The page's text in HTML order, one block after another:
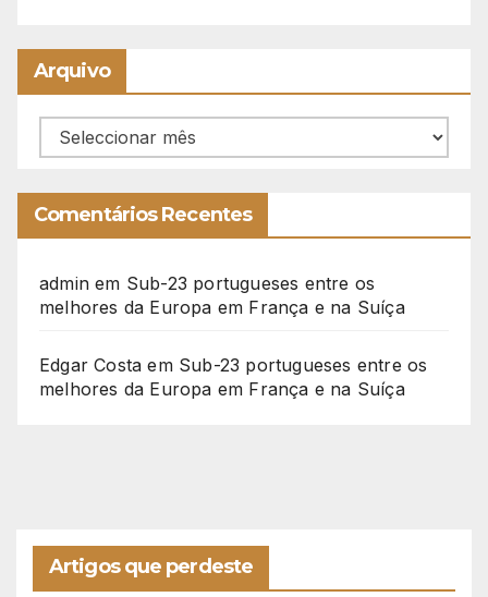
Arquivo
Arquivo
Comentários Recentes
admin em Sub-23 portugueses entre os
melhores da Europa em França e na Suíça
Edgar Costa em Sub-23 portugueses entre os
melhores da Europa em França e na Suíça
Artigos que perdeste